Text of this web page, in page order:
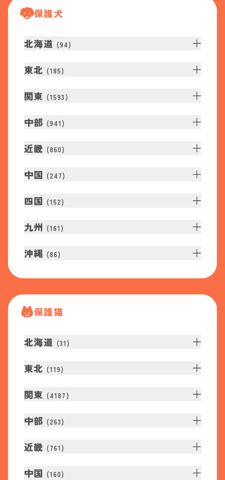
保護犬
北海道 (94)
東北 (185)
関東 (1593 )
中部 (941 )
近畿 (860)
中国 (247)
四国 (152)
九州 (161 )
沖縄 (86)
保護猫
北海道 (31 )
東北 (119)
関東 (4187 )
中部 (263)
近畿 (761 )
中国 (160)